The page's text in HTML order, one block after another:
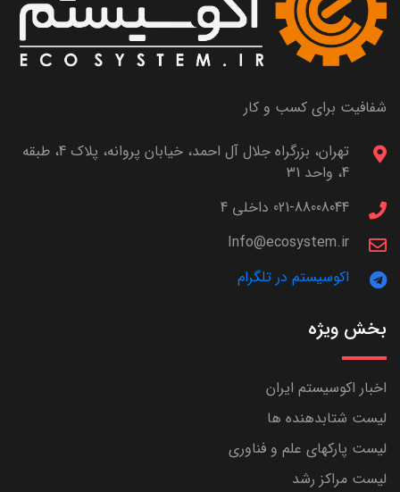
شفافیت برای کسب و کار
تهران، بزرگراه جلال آل احمد، خیابان پروانه، پلاک 4، طبقه
4، واحد 31
021-88008044 داخلی 4
Info@ecosystem.ir
اکوسیستم در تلگرام
بخش ویژه
اخبار اکوسیستم ایران
لیست شتابدهنده ها
لیست پارکهای علم و فناوری
لیست مراکز رشد